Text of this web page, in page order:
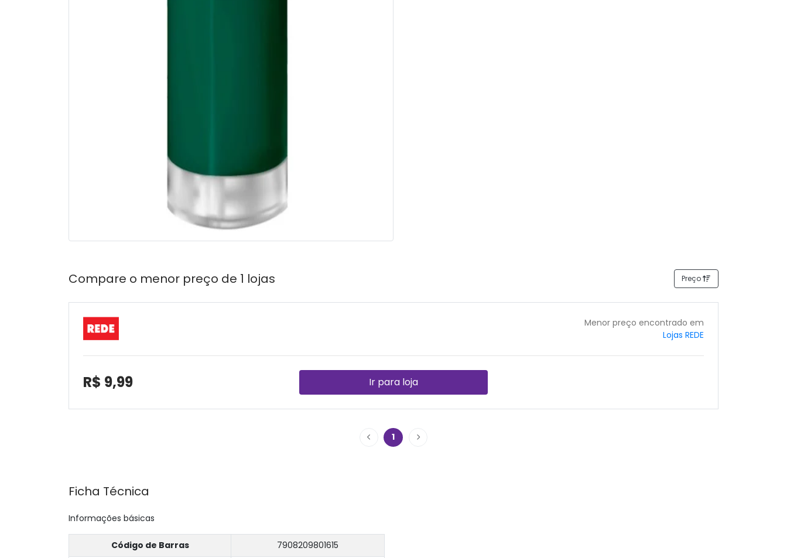
Compare o menor preço de 1 lojas Preço
Menor preço encontrado em
Lojas REDE
R$ 9,99 Ir para loja
1
Ficha Técnica
Informações básicas
Código de Barras
7908209801615